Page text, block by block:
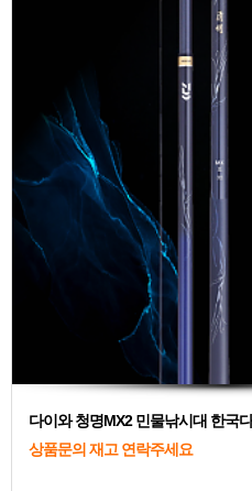
다이와 청명MX2 민물낚시대 한국
상품문의 재고 연락주세요